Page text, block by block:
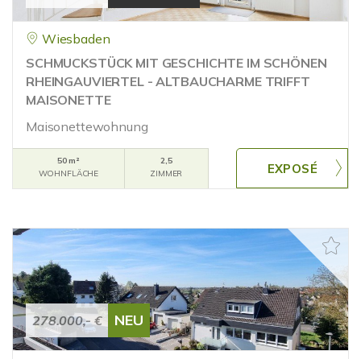
Wiesbaden
SCHMUCKSTÜCK MIT GESCHICHTE IM SCHÖNEN
RHEINGAUVIERTEL - ALTBAUCHARME TRIFFT
MAISONETTE
Maisonettewohnung
50 m²
WOHNFLÄCHE
2,5
ZIMMER
278.000,- € NEU